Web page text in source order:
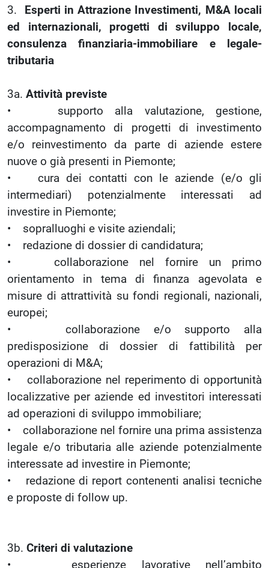
3. Esperti in Attrazione Investimenti, M&A locali
ed internazionali, progetti di sviluppo locale,
consulenza finanziaria-immobiliare e legale-
tributaria
3a. Attività previste
• supporto alla valutazione, gestione,
accompagnamento di progetti di investimento
e/o reinvestimento da parte di aziende estere
nuove o già presenti in Piemonte;
• cura dei contatti con le aziende (e/o gli
intermediari) potenzialmente interessati ad
investire in Piemonte;
• sopralluoghi e visite aziendali;
• redazione di dossier di candidatura;
• collaborazione nel fornire un primo
orientamento in tema di finanza agevolata e
misure di attrattività su fondi regionali, nazionali,
europei;
• collaborazione e/o supporto alla
predisposizione di dossier di fattibilità per
operazioni di M&A;
• collaborazione nel reperimento di opportunità
localizzative per aziende ed investitori interessati
ad operazioni di sviluppo immobiliare;
• collaborazione nel fornire una prima assistenza
legale e/o tributaria alle aziende potenzialmente
interessate ad investire in Piemonte;
• redazione di report contenenti analisi tecniche
e proposte di follow up.
3b. Criteri di valutazione
• esperienze lavorative nell’ambito